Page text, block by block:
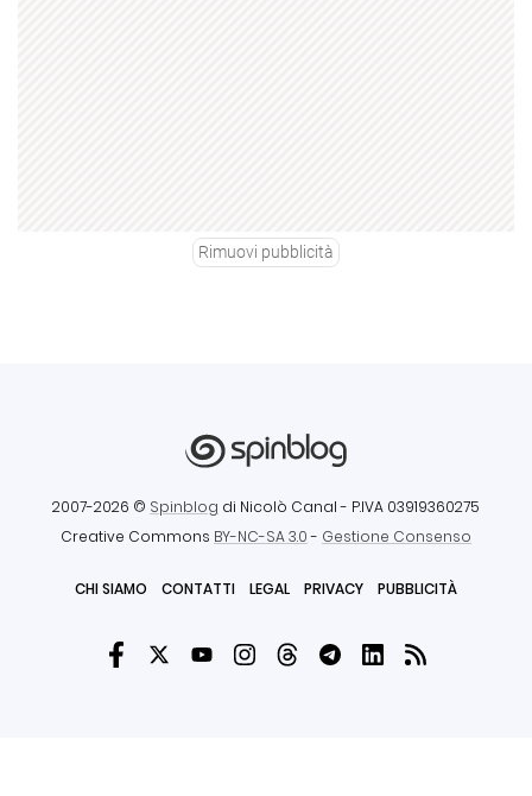
Rimuovi pubblicità
2007-2026 © Spinblog di Nicolò Canal - P.IVA 03919360275
Creative Commons BY-NC-SA 3.0- Gestione Consenso
CHI SIAMO CONTATTI LEGAL PRIVACY PUBBLICITÀ